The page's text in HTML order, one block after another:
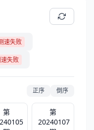
速失败
失败
正序 倒序
第
第
20240107